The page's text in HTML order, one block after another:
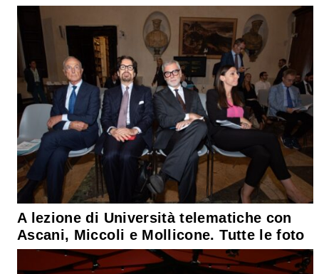
A lezione di Università telematiche con
Ascani, Miccoli e Mollicone. Tutte le foto